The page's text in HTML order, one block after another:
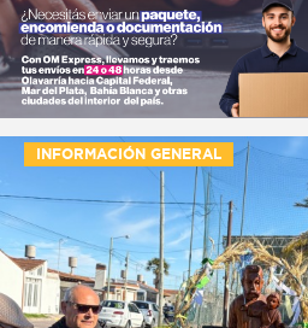
INFORMACIÓN GENERAL